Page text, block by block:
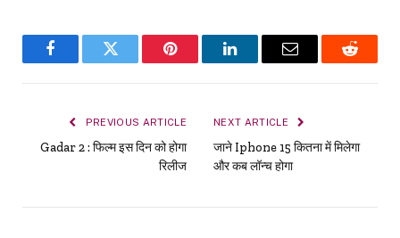
FacebookTwitter Pinterest LinkedInEmail Reddit
PREVIOUS ARTICLE
Gadar 2 : फिल्म इस दिन को होगा
रिलीज
NEXT ARTICLE
जाने Iphone 15 कितना में मिलेगा
और कब लॉन्च होगा